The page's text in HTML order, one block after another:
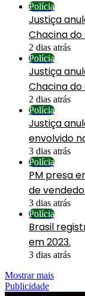
Polícia
Justiça
Chacina do
2 dias atrás
Polícia
Justiça
Chacina
2 dias atrás
Polícia
Justiça
envolvido
3 dias atrás
Polícia
PM presa
de
3 dias atrás
Polícia
Brasil
em 2023.
3 dias atrás
Mostrar mais
Publicidade